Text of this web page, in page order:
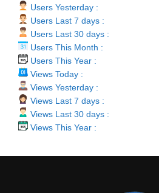
Users Yesterday :
Users Last 7 days :
Users Last 30 days :
Users This Month :
Users This Year :
Views Today :
Views Yesterday :
Views Last 7 days :
Views Last 30 days :
Views This Year :